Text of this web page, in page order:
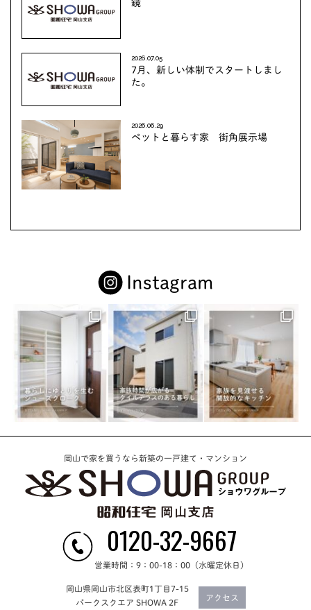
鏡
2026.07.05
7月、新しい体制でスタートしまし
た。
2026.06.29
ペットと暮らす家 街角展示場
Instagram
岡山で家を買うなら新築の一戸建て・マンション
0120-32-9667
営業時間：9：00-18：00（水曜定休日）
岡山県岡山市北区表町1丁目7-15
パークスクエア SHOWA 2F
アクセス